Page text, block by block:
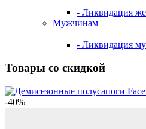
- Ликвидация
Мужчинам
- Ликвидация
Товары со скидкой
-40%